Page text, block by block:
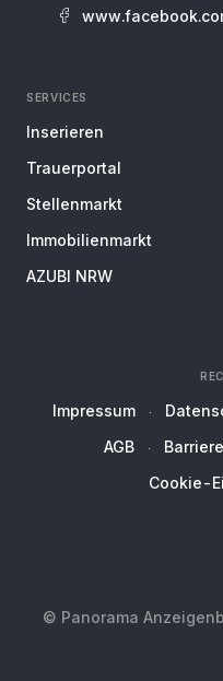
SERVICES
Inserieren
Trauerportal
Stellenmarkt
Immobilienmarkt
AZUBI NRW
Impressum
AGB
Cookie-
© Panorama